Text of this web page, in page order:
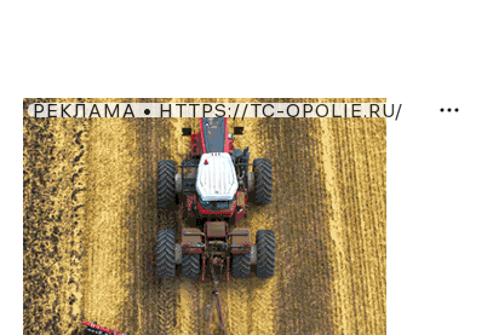
РЕКЛАМА • HTTPS://TC-OPOLIE.RU/